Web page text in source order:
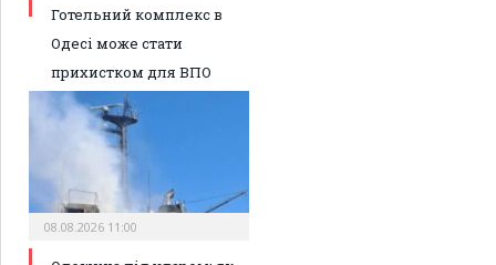
Готельний комплекс в
Одесі може стати
прихистком для ВПО
08.08.2026 11:00